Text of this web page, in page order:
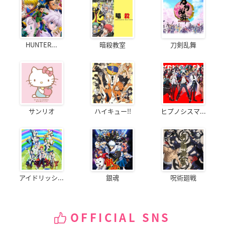
HUNTER... 暗殺教室 刀剣乱舞
サンリオ ハイキュー!! ヒプノシスマ...
アイドリッシ... 銀魂 呪術廻戦
OFFICIAL SNS